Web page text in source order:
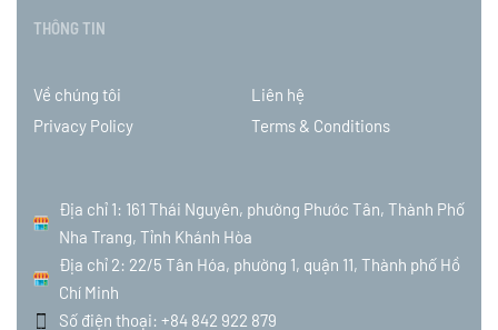
THÔNG TIN
Về chúng tôi
Liên hệ
Privacy Policy
Terms & Conditions
Địa chỉ 1: 161 Thái Nguyên, phường Phước Tân, Thành Phố
Nha Trang, Tỉnh Khánh Hòa
Địa chỉ 2: 22/5 Tân Hóa, phường 1, quận 11, Thành phố Hồ
Chí Minh
Số điện thoại: +84 842 922 879